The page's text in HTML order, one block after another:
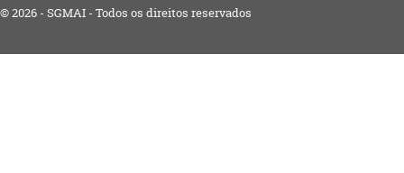
© 2026 - SGMAI - Todos os direitos reservados